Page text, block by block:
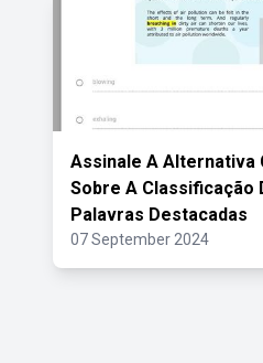
Assinale A Alternativa
Sobre A Classificação
Palavras Destacadas
07 September 2024